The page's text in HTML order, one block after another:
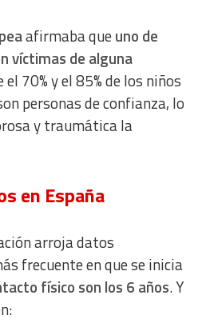
afirmaba queuno de
víctimas de alguna
el 70% y el 85% de los niños
personas de confianza, lo
y traumática la
en España
arroja datos
frecuente en que se inicia
físico son los 6 años. Y